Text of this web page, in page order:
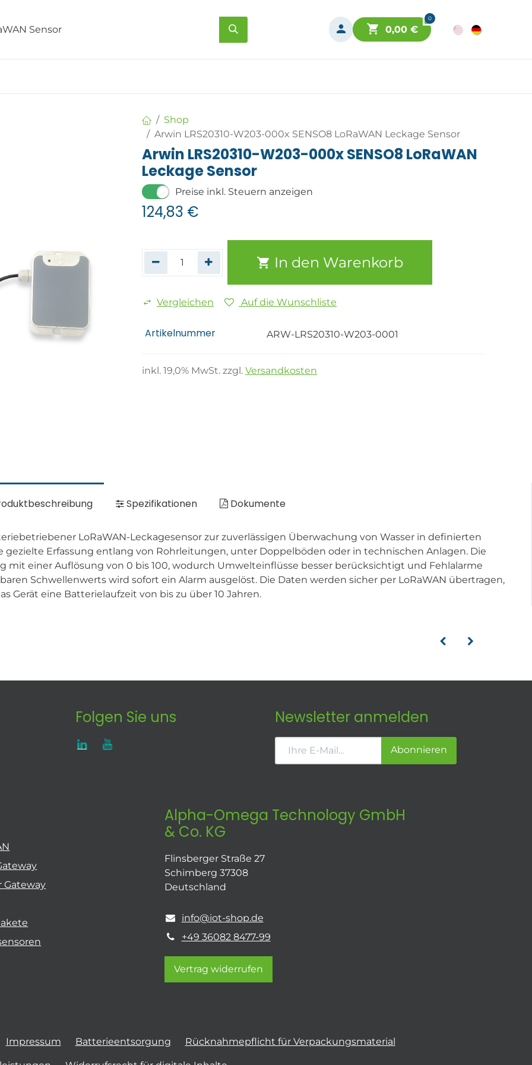
0
0,00€
Shop
Arwin LRS20310-W203-000x SENSO8 LoRaWAN Leckage Sensor
Arwin LRS20310-W203-000x SENSO8 LoRaWAN
Leckage Sensor
Preise inkl. Steuern anzeigen
124,83 €
In den Warenkorb
Vergleichen Auf die Wunschliste
Artikelnummer ARW-LRS20310-W203-0001
inkl. 19,0% MwSt. zzgl. Versandkosten
Spezifikationen Dokumente
LoRaWAN-Leckagesensor zur zuverlässigen Überwachung von Wasser in definierten
gezielte Erfassung entlang von Rohrleitungen, unter Doppelböden oder in technischen Anlagen. Die
mit einer Auflösung von 0 bis 100, wodurch Umwelteinflüsse besser berücksichtigt und Fehlalarme
Schwellenwerts wird sofort ein Alarm ausgelöst. Die Daten werden sicher per LoRaWAN übertragen,
Gerät eine Batterielaufzeit von bis zu über 10 Jahren.
Folgen Sie uns Newsletter anmelden
Abonnieren
Gateway
Alpha-Omega Technology GmbH
& Co. KG
Flinsberger Straße 27
Schimberg 37308
Deutschland
info@iot-shop.de
+49 36082 8477-99
Vertrag widerrufen
Impressum Batterieentsorgung Rücknahmepflicht für Verpackungsmaterial